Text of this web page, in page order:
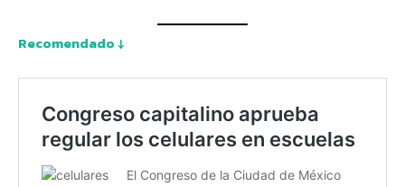
Recomendado ↓